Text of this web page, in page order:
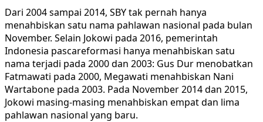
Dari 2004 sampai 2014, SBY tak pernah hanya
menahbiskan satu nama pahlawan nasional pada bulan
November. Selain Jokowi pada 2016, pemerintah
Indonesia pascareformasi hanya menahbiskan satu
nama terjadi pada 2000 dan 2003: Gus Dur menobatkan
Fatmawati pada 2000, Megawati menahbiskan Nani
Wartabone pada 2003. Pada November 2014 dan 2015,
Jokowi masing-masing menahbiskan empat dan lima
pahlawan nasional yang baru.